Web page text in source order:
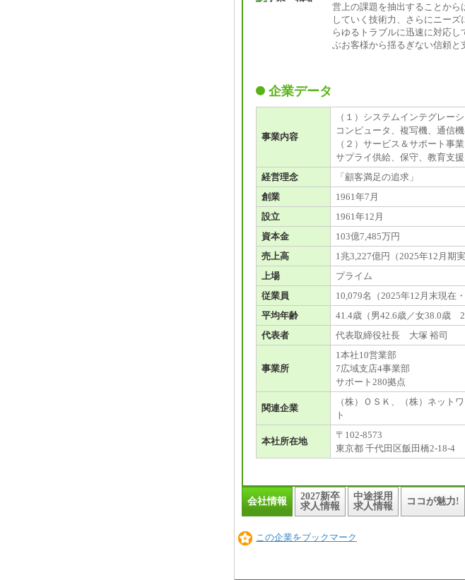
営上の課題を抽出することか
していく技術力、さらにニー
らゆるトラブルに迅速に対応
ぶお客様から揺るぎない
企業データ
事業内容
（１）システムインテグレー
コンピュータ、複写機、通信
（２）サービス＆サポート事業
サプライ供給、保守、教育支
経営理念
「顧客満足の追求」
創業
1961年7月
設立
1961年12月
資本金
103億7,485万円
売上高
1兆3,227億円（2025年12月期
上場
プライム
従業員
10,079名（2025年12月末現在・
平均年齢
41.4歳（男42.6歳／女38.0歳
代表者
代表取締役社長 大塚 裕司
事業所
1本社10営業部
7広域支店4事業部
サポート280拠点
関連企業
（株）ＯＳＫ、（株）ネット
ト
本社所在地
〒102-8573
東京都 千代田区飯田橋2-18-4
会社情報
2027新卒
求人情報
中途採用
求人情報
ココが魅力!
この企業をブックマーク